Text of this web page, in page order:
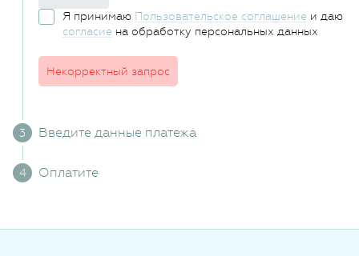
Я принимаю Пользовательское соглашение и даю
согласие на обработку персональных данных
Некорректный запрос
Введите данные платежа
Оплатите